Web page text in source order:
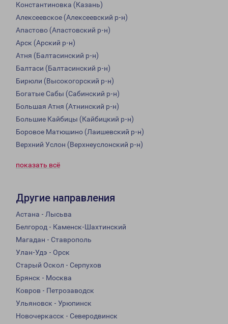
Константиновка (Казань)
Алексеевское (Алексеевский р-н)
Апастово (Апастовский р-н)
Арск (Арский р-н)
Атня (Балтасинский р-н)
Балтаси (Балтасинский р-н)
Бирюли (Высокогорский р-н)
Богатые Сабы (Сабинский р-н)
Большая Атня (Атнинский р-н)
Большие Кайбицы (Кайбицкий р-н)
Боровое Матюшино (Лаишевский р-н)
Верхний Услон (Верхнеуслонский р-н)
показать всё
Другие направления
Астана - Лысьва
Белгород - Каменск-Шахтинский
Магадан - Ставрополь
Улан-Удэ - Орск
Старый Оскол - Серпухов
Брянск - Москва
Ковров - Петрозаводск
Ульяновск - Урюпинск
Новочеркасск - Северодвинск